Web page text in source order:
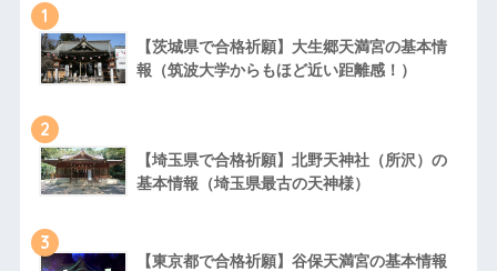
1
【茨城県で合格祈願】大生郷天満宮の基本情
報（筑波大学からもほど近い距離感！）
2
【埼玉県で合格祈願】北野天神社（所沢）の
基本情報（埼玉県最古の天神様）
3
【東京都で合格祈願】谷保天満宮の基本情報